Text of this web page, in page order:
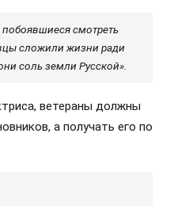
побоявшиеся смотреть
сложили жизни ради
соль земли Русской».
ветераны должны
а получать его по